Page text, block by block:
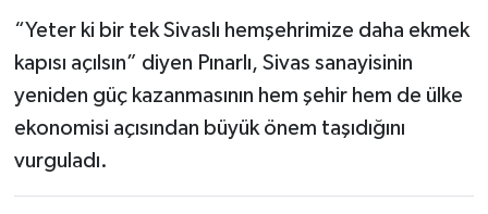
“Yeter ki bir tek Sivaslı hemşehrimize daha ekmek
kapısı açılsın” diyen Pınarlı, Sivas sanayisinin
yeniden güç kazanmasının hem şehir hem de ülke
ekonomisi açısından büyük önem taşıdığını
vurguladı.